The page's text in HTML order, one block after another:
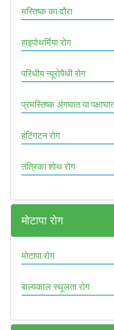
मस्तिष्क का दौरा
हाइपोथर्मिया रोग
परिधीय न्यूरोपैथी रोग
प्रमस्तिष्क अंगघात या
हंटिंगटन रोग
तंत्रिका शोथ रोग
मोटापा रोग
मोटापा रोग
बाल्यकाल स्थूलता रोग